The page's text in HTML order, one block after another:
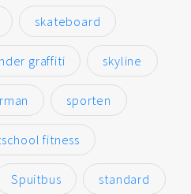
skateboard
graffiti skyline
sporten
fitness
Spuitbus standard